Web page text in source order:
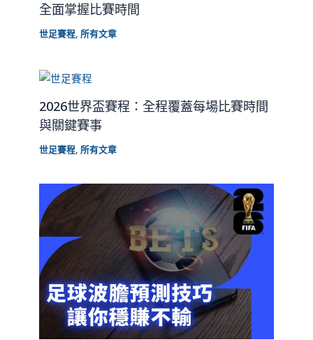
全面掌握比賽時間
世足賽程,所有文章
2026世界盃賽程：全程覆蓋每場比賽時間
與關鍵賽事
世足賽程 所有文章